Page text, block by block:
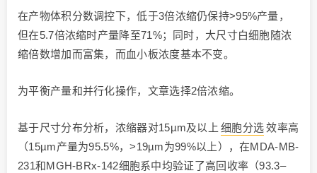
在产物体积分数调控下，低于3倍浓缩仍保持>95%产量，
但在5.7倍浓缩时产量降至71%；同时，大尺寸白细胞随浓
缩倍数增加而富集，而血小板浓度基本不变。
为平衡产量和并行化操作，文章选择2倍浓缩。
基于尺寸分布分析，浓缩器对15µm及以上 细胞分选效率高
（15µm产量为95.5%，>19µm为99%以上），在MDA-MB-
231和MGH-BRx-142细胞系中均验证了高回收率（93.3–